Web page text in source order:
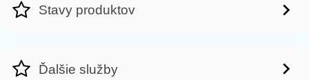
Stavy produktov
Ďalšie služby